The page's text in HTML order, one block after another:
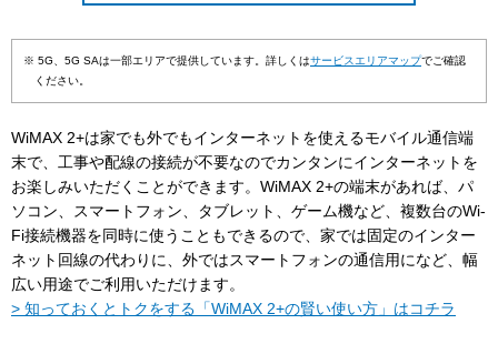
※ 5G、5G SAは一部エリアで提供しています。詳しくはサービスエリアマップでご確認
ください。
WiMAX 2+は家でも外でもインターネットを使えるモバイル通信端
末で、工事や配線の接続が不要なのでカンタンにインターネットを
お楽しみいただくことができます。WiMAX 2+の端末があれば、パ
ソコン、スマートフォン、タブレット、ゲーム機など、複数台のWi-
Fi接続機器を同時に使うこともできるので、家では固定のインター
ネット回線の代わりに、外ではスマートフォンの通信用になど、幅
広い用途でご利用いただけます。
> 知っておくとトクをする「WiMAX 2+の賢い使い方」はコチラ